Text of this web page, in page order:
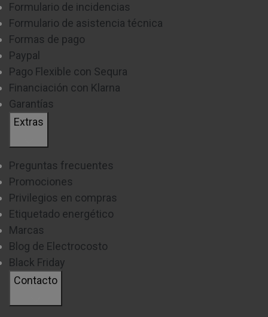
Formulario de incidencias
Formulario de asistencia técnica
Formas de pago
Paypal
Pago Flexible con Sequra
Financiación con Klarna
Garantías
Extras
Preguntas frecuentes
Promociones
Privilegios en compras
Etiquetado energético
Marcas
Blog de Electrocosto
Black Friday
Contacto